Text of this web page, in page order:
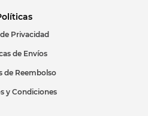
Privacidad
de Envíos
de Reembolso
y Condiciones